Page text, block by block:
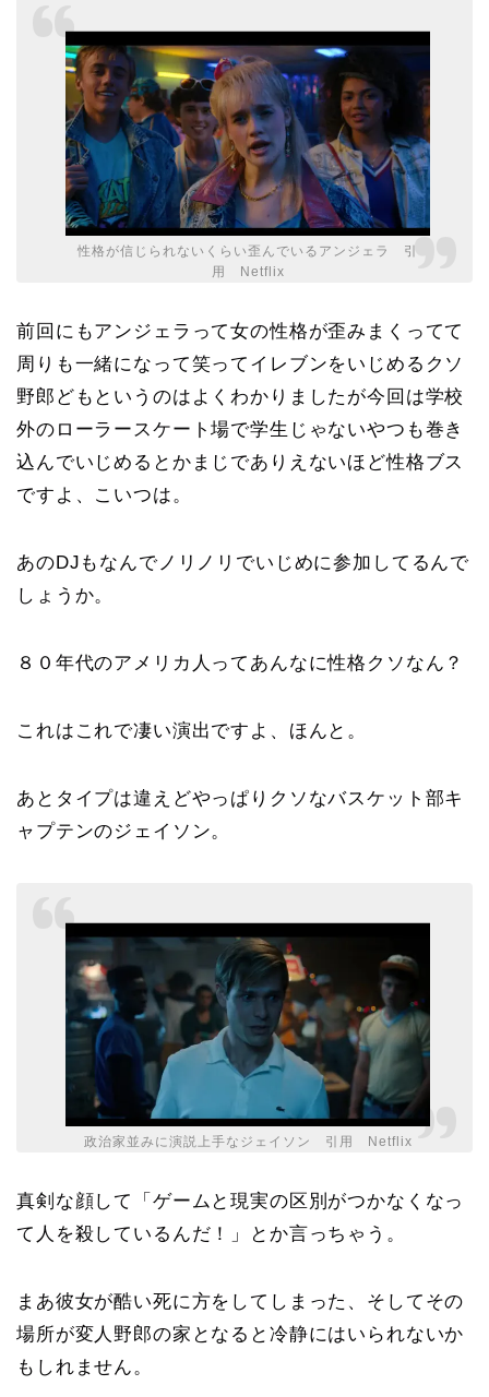
性格が信じられないくらい歪んでいるアンジェラ 引
用 Netflix
前回にもアンジェラって女の性格が歪みまくってて
周りも一緒になって笑ってイレブンをいじめるクソ
野郎どもというのはよくわかりましたが今回は学校
外のローラースケート場で学生じゃないやつも巻き
込んでいじめるとかまじでありえないほど性格ブス
ですよ、こいつは。
あのDJもなんでノリノリでいじめに参加してるんで
しょうか。
８０年代のアメリカ人ってあんなに性格クソなん？
これはこれで凄い演出ですよ、ほんと。
あとタイプは違えどやっぱりクソなバスケット部キ
ャプテンのジェイソン。
政治家並みに演説上手なジェイソン 引用 Netflix
真剣な顔して「ゲームと現実の区別がつかなくなっ
て人を殺しているんだ！」とか言っちゃう。
まあ彼女が酷い死に方をしてしまった、そしてその
場所が変人野郎の家となると冷静にはいられないか
もしれません。